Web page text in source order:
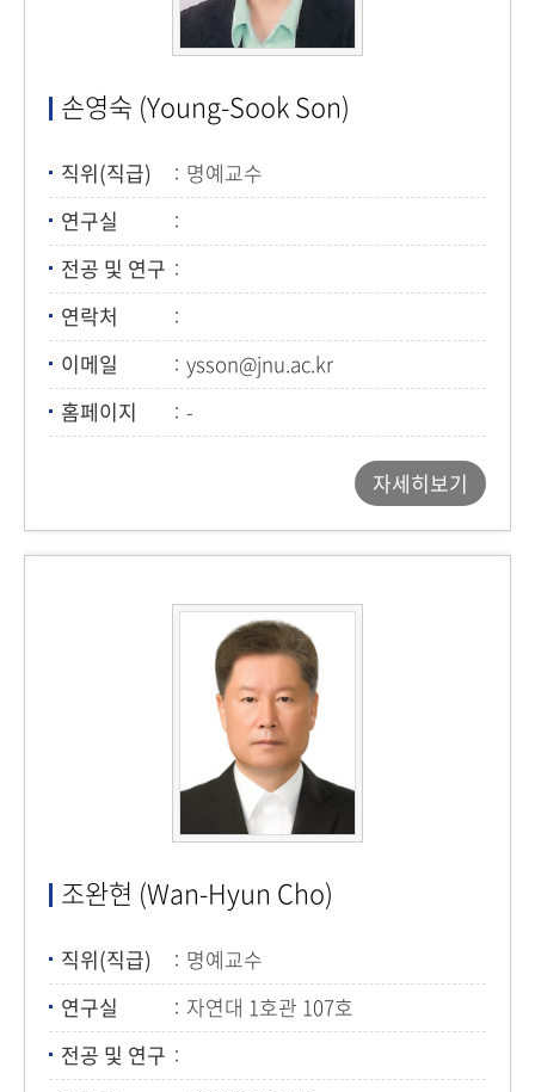
손영숙 (Young-Sook Son)
직위(직급)
명예교수
연구실
전공 및 연구
연락처
이메일
ysson@jnu.ac.kr
홈페이지
-
자세히보기
조완현 (Wan-Hyun Cho)
직위(직급)
명예교수
연구실
자연대 1호관 107호
전공 및 연구